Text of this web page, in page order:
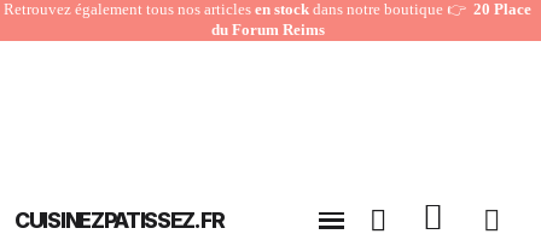
Retrouvez également tous nos articles en stock dans notre boutique 👉20 Place
du Forum Reims
CUISINEZPATISSEZ.FR